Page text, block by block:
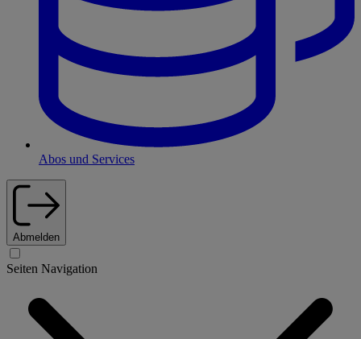
Abos und Services
Abmelden
Seiten Navigation